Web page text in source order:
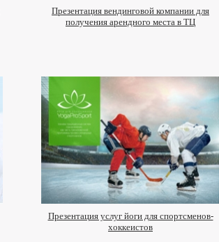
Презентация вендинговой компании для
получения арендного места в ТЦ
Презентация услуг йоги для спортсменов-
хоккеистов